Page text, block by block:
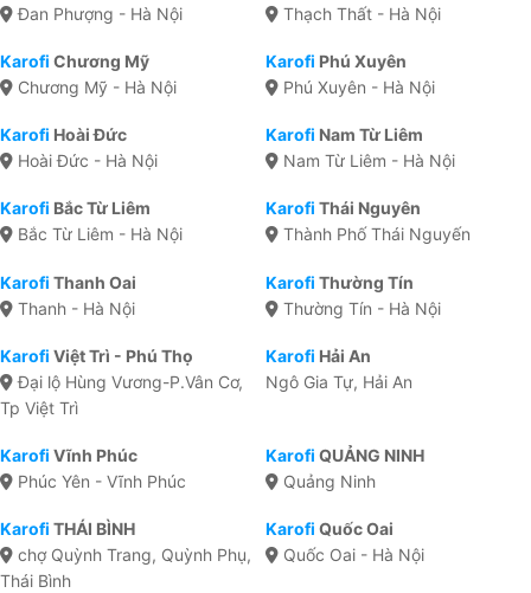
Đan Phượng - Hà Nội
Thạch Thất - Hà Nội
Karofi Chương Mỹ
Chương Mỹ - Hà Nội
Karofi Phú Xuyên
Phú Xuyên - Hà Nội
Karofi Hoài Đức
Hoài Đức - Hà Nội
Karofi Nam Từ Liêm
Nam Từ Liêm - Hà Nội
Karofi Bắc Từ Liêm
Bắc Từ Liêm - Hà Nội
Karofi Thái Nguyên
Thành Phố Thái Nguyến
Karofi Thanh Oai
Thanh - Hà Nội
Karofi Thường Tín
Thường Tín - Hà Nội
Karofi Việt Trì - Phú Thọ
Đại lộ Hùng Vương-P.Vân Cơ,
Tp Việt Trì
Karofi Hải An
Ngô Gia Tự, Hải An
Karofi Vĩnh Phúc
Phúc Yên - Vĩnh Phúc
Karofi QUẢNG NINH
Quảng Ninh
Karofi THÁI BÌNH
chợ Quỳnh Trang, Quỳnh Phụ,
Thái Bình
Karofi Quốc Oai
Quốc Oai - Hà Nội